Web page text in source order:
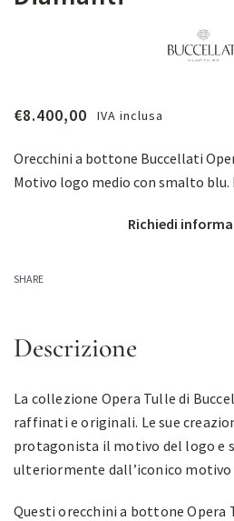
€8.400,00 IVA inclusa
Orecchini a bottone Buccellati
Motivo logo medio con smalto blu.
Richiedi
SHARE
Descrizione
La collezione Opera Tulle di
raffinati e originali. Le sue
protagonista il motivo del logo e
ulteriormente dall’iconico motivo
Questi orecchini a bottone Opera